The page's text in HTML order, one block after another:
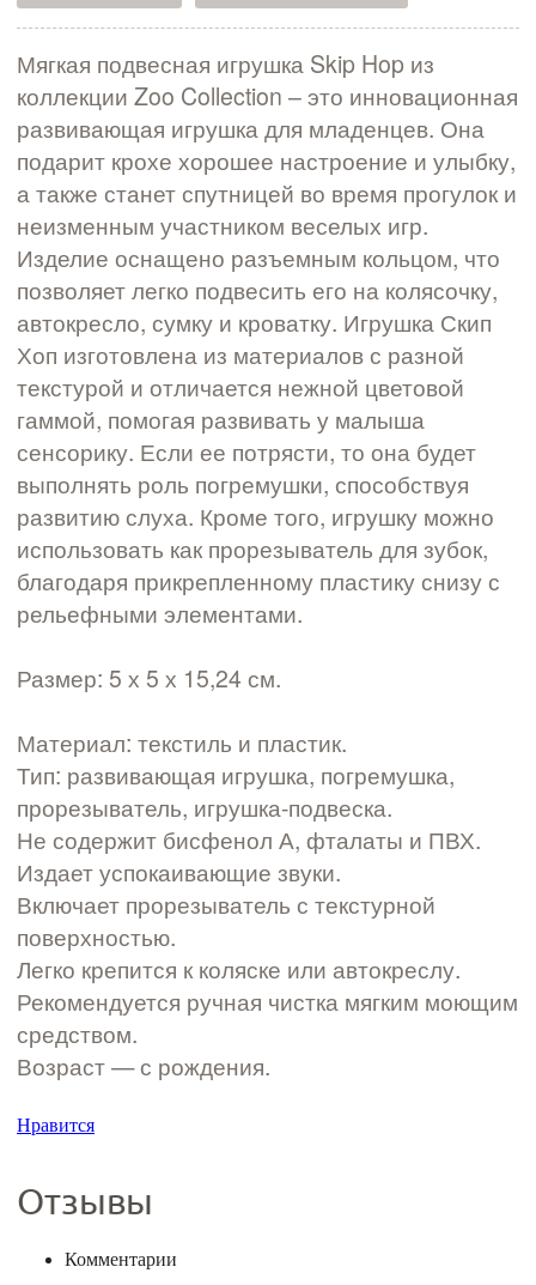
Мягкая подвесная игрушка Skip Hop из
коллекции Zoo Collection – это инновационная
развивающая игрушка для младенцев. Она
подарит крохе хорошее настроение и улыбку,
а также станет спутницей во время прогулок и
неизменным участником веселых игр.
Изделие оснащено разъемным кольцом, что
позволяет легко подвесить его на колясочку,
автокресло, сумку и кроватку. Игрушка Скип
Хоп изготовлена из материалов с разной
текстурой и отличается нежной цветовой
гаммой, помогая развивать у малыша
сенсорику. Если ее потрясти, то она будет
выполнять роль погремушки, способствуя
развитию слуха. Кроме того, игрушку можно
использовать как прорезыватель для зубок,
благодаря прикрепленному пластику снизу с
рельефными элементами.
Размер: 5 х 5 х 15,24 см.
Материал: текстиль и пластик.
Тип: развивающая игрушка, погремушка,
прорезыватель, игрушка-подвеска.
Не содержит бисфенол А, фталаты и ПВХ.
Издает успокаивающие звуки.
Включает прорезыватель с текстурной
поверхностью.
Легко крепится к коляске или автокреслу.
Рекомендуется ручная чистка мягким моющим
средством.
Возраст — с рождения.
Нравится
Отзывы
Комментарии